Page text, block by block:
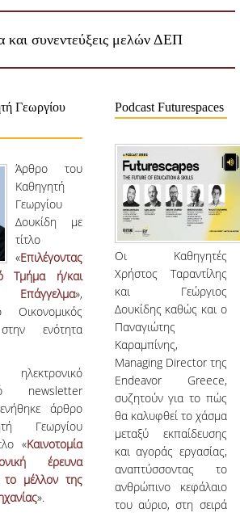
ERASMUS+
ΠΟΥ ΠΡΟΣΦΕΡΕΙ ΤΟ
ΠΑΝΕΠΙΣΤΗΜΙΑ
ΠΡΟΓΡΑΜΜΑΤΟΣ
- ΧΡΗΣΙΜΟΙ ΣΥΝΔΕΣΜΟΙ
ΔΙΑΣΦΑΛΙΣΗΣ ΠΟΙΟΤΗΤΑΣ
ΠΟΙΟΤΗΤΑΣ
και συνεντεύξεις μελών ΔΕΠ
Γεωργίου
Άρθρο του
Καθηγητή
Γεωργίου
Δουκίδη με
τίτλο
«Επιλέγοντας
Τμήμα ή/και
Επάγγελμα»,
Οικονομικός
ενότητα
newsletter
άρθρο
Γεωργίου
«Kαινοτομία
έρευνα
μέλλον της
».
Podcast Futurespaces
Οι Καθηγητές
Χρήστος Ταραντίλης
και Γεώργιος
Δουκίδης καθώς και ο
Παναγιώτης
Καραμπίνης,
Managing Director της
Endeavor Greece,
συζητούν για το πώς
θα καλυφθεί το χάσμα
μεταξύ εκπαίδευσης
και αγοράς εργασίας,
αναπτύσσοντας το
ανθρώπινο κεφάλαιο
του αύριο, στη σειρά